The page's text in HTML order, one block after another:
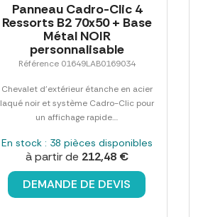
Panneau Cadro-Clic 4
Ressorts B2 70x50 + Base
Métal NOIR
personnalisable
Référence 01649LAB0169034
Chevalet d'extérieur étanche en acier
laqué noir et système Cadro-Clic pour
un affichage rapide....
En stock : 38 pièces disponibles
à partir de 212,48 €
DEMANDE DE DEVIS